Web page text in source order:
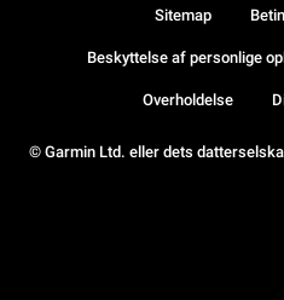
© Garmin Ltd. eller dets
Sitemap
Beskyttelse af personlige
Overholdelse